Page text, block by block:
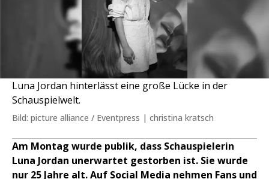
Luna Jordan hinterlässt eine große Lücke in der
Schauspielwelt.
Bild: picture alliance / Eventpress | christina kratsch
Am Montag wurde publik, dass Schauspielerin
Luna Jordan unerwartet gestorben ist. Sie wurde
nur 25 Jahre alt. Auf Social Media nehmen Fans und